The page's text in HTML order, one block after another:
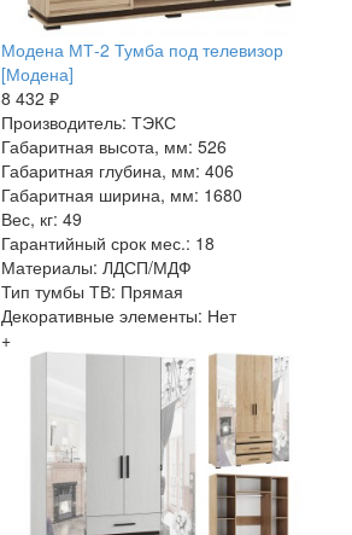
Модена МТ-2 Тумба под телевизор
[Модена]
8 432 ₽
Производитель: ТЭКС
Габаритная высота, мм: 526
Габаритная глубина, мм: 406
Габаритная ширина, мм: 1680
Вес, кг: 49
Гарантийный срок мес.: 18
Материалы: ЛДСП/МДФ
Тип тумбы ТВ: Прямая
Декоративные элементы: Нет
+